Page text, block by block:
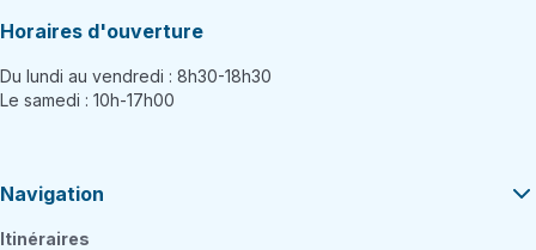
Horaires d'ouverture
Du lundi au vendredi : 8h30-18h30
Le samedi : 10h-17h00
Navigation
Itinéraires